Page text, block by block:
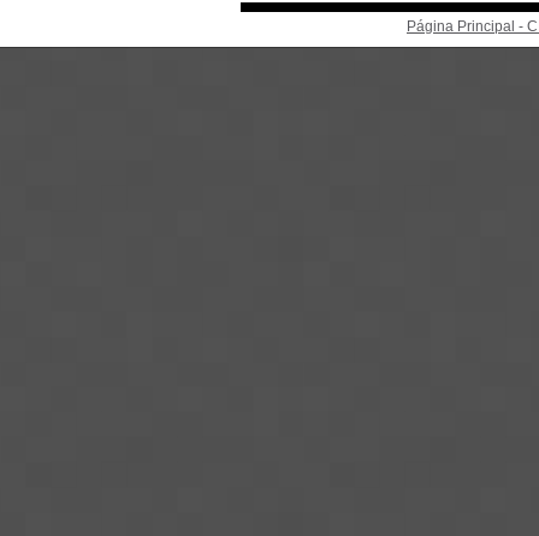
Página Principal -